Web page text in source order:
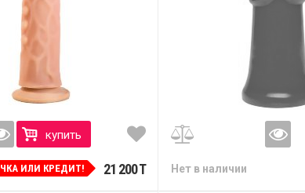
купить
ИЛИ КРЕДИТ! 21 200 T Нет в наличии